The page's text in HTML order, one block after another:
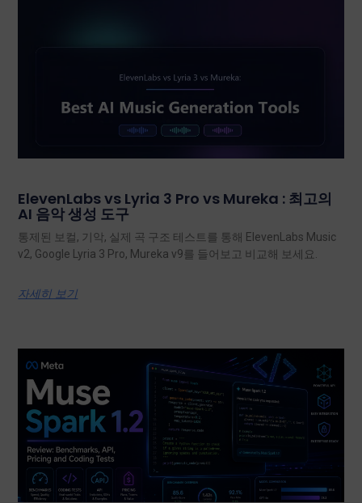
ElevenLabs vs Lyria 3 Pro vs Mureka : 최고의
AI 음악 생성 도구
통제된 보컬, 기악, 실제 곡 구조 테스트를 통해 ElevenLabs Music
v2, Google Lyria 3 Pro, Mureka v9를 들어보고 비교해 보세요.
자세히 보기